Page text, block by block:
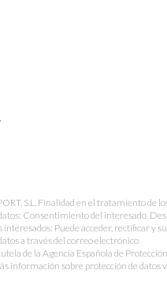
S.L. Finalidad en el tratamiento de
Consentimiento del interesado.
interesados: Puede acceder, rectificar y
a través del correo electrónico
de la Agencia Española de
información sobre protección de datos